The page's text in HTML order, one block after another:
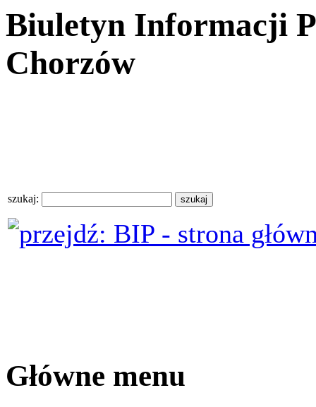
Biuletyn Informacji
Chorzów
szukaj:
Główne menu